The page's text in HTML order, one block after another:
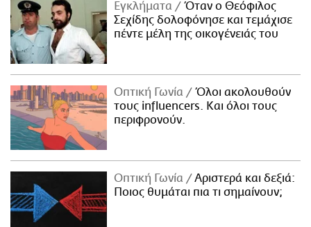
Εγκλήματα
Όταν ο Θεόφιλος
Σεχίδης δολοφόνησε και τεμάχισε
πέντε μέλη της οικογένειάς του
Οπτική Γωνία
Όλοι ακολουθούν
τους influencers. Και όλοι τους
περιφρονούν.
Οπτική Γωνία
Αριστερά και δεξιά:
Ποιος θυμάται πια τι σημαίνουν;